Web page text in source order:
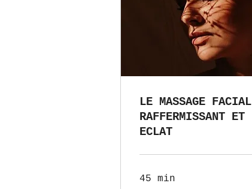
LE MASSAGE FACIAL
RAFFERMISSANT ET
ECLAT
45 min